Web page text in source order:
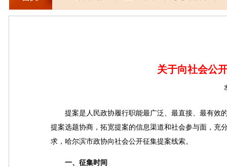
关于向社会公
提案是人民政协履行职能最广泛、最直接、最有效
提案选题协商，拓宽提案的信息渠道和社会参与面，充
求，哈尔滨市政协向社会公开征集提案线索。
一、征集时间